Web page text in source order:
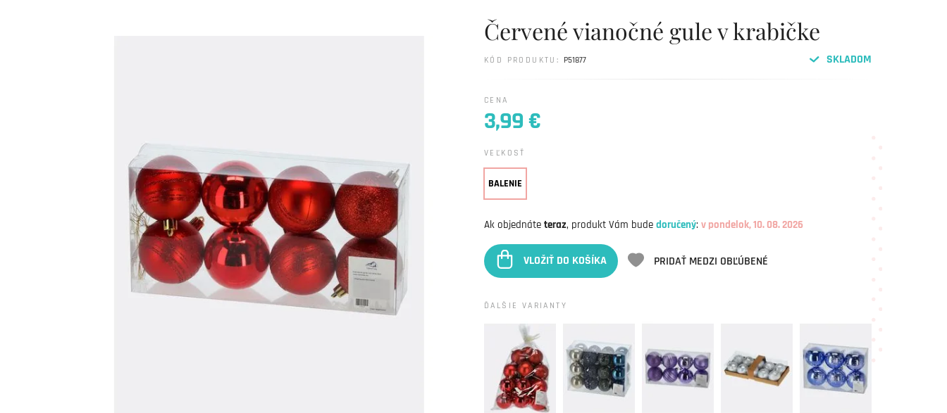
Červené vianočné gule v krabičke
SKLADOM
KÓD PRODUKTU: P51877
CENA
3,99 €
VEĽKOSŤ
BALENIE
Ak objednáte teraz, produkt Vám bude doručený: v pondelok, 10. 08. 2026
VLOŽIŤ DO KOŠÍKA PRIDAŤ MEDZI OBĽÚBENÉ
ĎALŠIE VARIANTY